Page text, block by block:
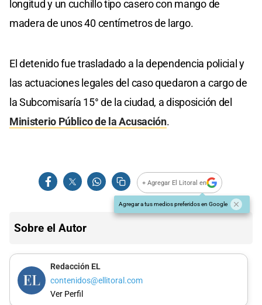
longitud y un cuchillo tipo casero con mango de
madera de unos 40 centímetros de largo.
El detenido fue trasladado a la dependencia policial y
las actuaciones legales del caso quedaron a cargo de
la Subcomisaría 15° de la ciudad, a disposición del
Ministerio Público de la Acusación.
+ Agregar El Litoral en
Agregar a tus medios preferidos en Google
Sobre el Autor
Redacción EL
contenidos@ellitoral.com
Ver Perfil